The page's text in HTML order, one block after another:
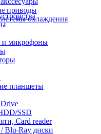
приводы
охлаждения
микрофоны
планшеты
SSD
Card reader
Blu-Ray диски